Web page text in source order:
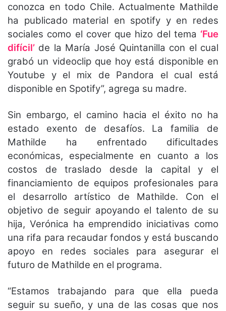
conozca en todo Chile. Actualmente Mathilde
ha publicado material en spotify y en redes
sociales como el cover que hizo del tema ‘Fue
difícil’ de la María José Quintanilla con el cual
grabó un videoclip que hoy está disponible en
Youtube y el mix de Pandora el cual está
disponible en Spotify”, agrega su madre.
Sin embargo, el camino hacia el éxito no ha
estado exento de desafíos. La familia de
Mathilde ha enfrentado dificultades
económicas, especialmente en cuanto a los
costos de traslado desde la capital y el
financiamiento de equipos profesionales para
el desarrollo artístico de Mathilde. Con el
objetivo de seguir apoyando el talento de su
hija, Verónica ha emprendido iniciativas como
una rifa para recaudar fondos y está buscando
apoyo en redes sociales para asegurar el
futuro de Mathilde en el programa.
“Estamos trabajando para que ella pueda
seguir su sueño, y una de las cosas que nos